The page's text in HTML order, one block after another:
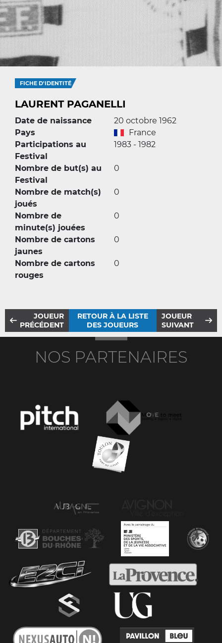
FICHE D'IDENTITÉ
LAURENT PAGANELLI
Date de naissance
20 octobre 1962
Pays
France
Participations au
Festival
1983 - 1982
Nombre de but(s) au
Festival
0
Nombre de match(s)
joués
0
Nombre de
minute(s) jouées
0
Nombre de cartons
jaunes
0
Nombre de cartons
rouges
0
JOUEUR
PRÉCÉDENT
RETOUR À LA LISTE
DES JOUEURS
JOUEUR
SUIVANT
NOS PARTENAIRES